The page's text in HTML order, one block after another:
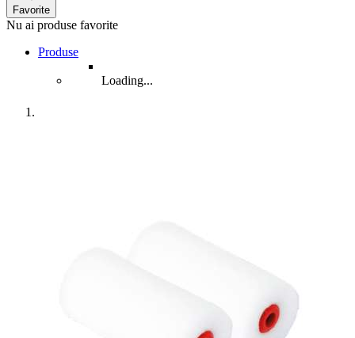
Favorite
Nu ai produse favorite
Produse
Loading...